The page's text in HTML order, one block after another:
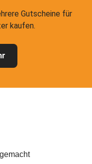
Gutscheine für
kaufen.